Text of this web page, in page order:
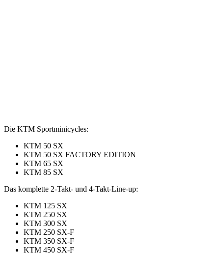
Die KTM Sportminicycles:
KTM 50 SX
KTM 50 SX FACTORY EDITION
KTM 65 SX
KTM 85 SX
Das komplette 2-Takt- und 4-Takt-Line-up:
KTM 125 SX
KTM 250 SX
KTM 300 SX
KTM 250 SX-F
KTM 350 SX-F
KTM 450 SX-F